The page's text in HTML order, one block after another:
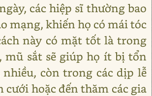
các hiệp sĩ thường bao
mạng, khiến họ có mái tóc
này có mặt tốt là trong
mũ sắt sẽ giúp họ ít bị tổn
còn trong các dịp lễ
cưới hoặc đến thăm các gia